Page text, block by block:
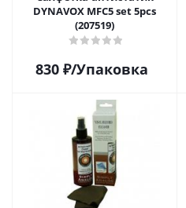
DYNAVOX MFC5 set 5pcs
(207519)
830 ₽/Упаковка